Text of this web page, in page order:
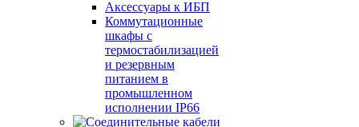
Аксессуары к ИБП
Коммутационные
шкафы с
термостабилизацией
и резервным
питанием в
промышленном
исполнении IP66